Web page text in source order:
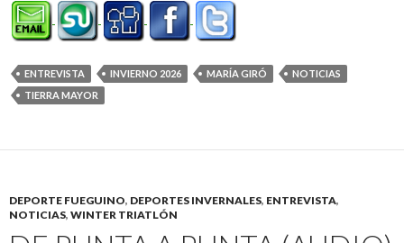
ENTREVISTA INVIERNO 2026 MARÍA GIRÓ
NOTICIAS
TIERRA MAYOR
DEPORTE FUEGUINO, DEPORTES INVERNALES, ENTREVISTA,
NOTICIAS, WINTER TRIATLÓN